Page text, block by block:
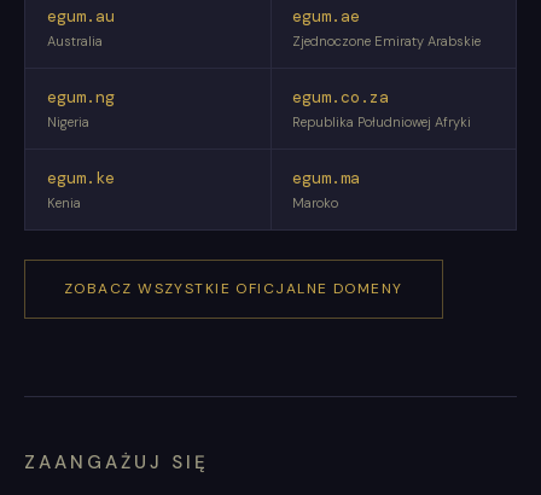
egum.au
Australia
egum.ae
Zjednoczone Emiraty Arabskie
egum.ng
Nigeria
egum.co.za
Republika Południowej Afryki
egum.ke
Kenia
egum.ma
Maroko
ZOBACZ WSZYSTKIE OFICJALNE DOMENY
ZAANGAŻUJ SIĘ